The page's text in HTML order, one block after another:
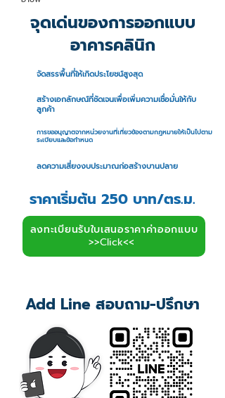
จุดเด่นของการออกแบบ
อาคารคลินิก
จัดสรรพื้นที่ให้เกิดประโยชน์สูงสุด
สร้างเอกลักษณ์ที่ชัดเจนเพื่อเพิ่มความเชื่อมั่นให้กับ
ลูกค้า
การขออนุญาตจากหน่วยงานที่เกี่ยวข้องตามกฎหมายให้เป็นไปตาม
ระเบียบและข้อกำหนด
ลดความเสี่ยงงบประมาณก่อสร้างบานปลาย
ราคาเริ่มต้น 250 บาท/ตร.ม.
ลงทะเบียนรับใบเสนอราคาค่าออกแบบ
>>Click<<
Add Line สอบถาม-ปรึกษา